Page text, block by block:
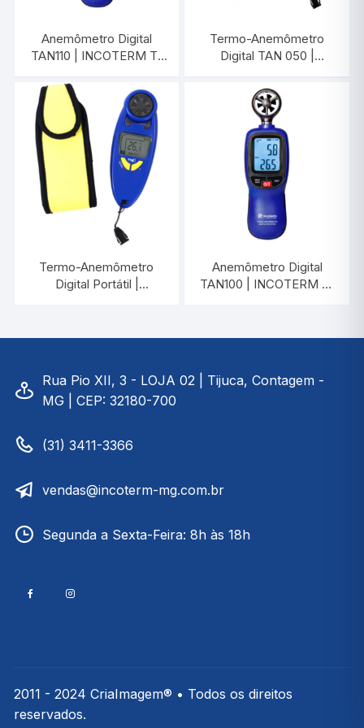
Anemômetro Digital
TAN110 | INCOTERM T-
Termo-Anemômetro
Digital TAN 050 |
0030.00
Termo-Anemômetro
Digital Portátil |
Anemômetro Digital
TAN100 | INCOTERM T-
Rua Pio XII, 3 - LOJA 02 | Tijuca, Contagem -
MG | CEP: 32180-700
(31) 3411-3366
vendas@incoterm-mg.com.br
Segunda a Sexta-Feira: 8h às 18h
2011 - 2024 CriaImagem® • Todos os direitos
reservados.